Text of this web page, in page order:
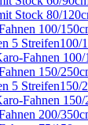
Stock 80/
100/
5 Streifen100/
Fahnen
150/
5 Streifen150/
Fahnen
200/